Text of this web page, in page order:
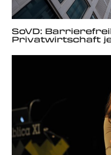
SoVD:
Privatwirtschaft